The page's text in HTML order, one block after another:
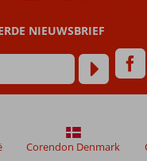
NIEUWSBRIEF
Corendon Denmark